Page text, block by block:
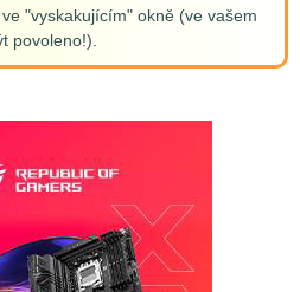
"vyskakujícím" okně (ve vašem
povoleno!).